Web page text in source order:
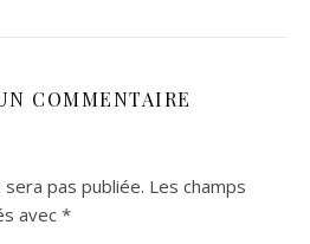
COMMENTAIRE
pas publiée. Les champs
avec *